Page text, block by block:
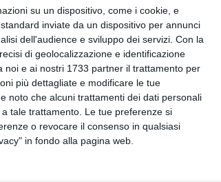
su un dispositivo, come i cookie, e
inviate da un dispositivo per annunci
dell'audience e sviluppo dei servizi. Con la
di geolocalizzazione e identificazione
noi e ai nostri 1733 partner il trattamento per
più dettagliate e modificare le tue
noto che alcuni trattamenti dei dati personali
tale trattamento. Le tue preferenze si
o revocare il consenso in qualsiasi
in fondo alla pagina web.
a
del
sul
Colombo